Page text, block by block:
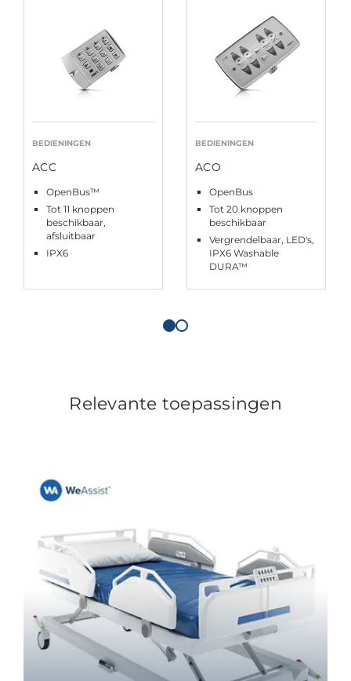
BEDIENINGEN
ACC
OpenBus™
Tot 11 knoppen
beschikbaar,
afsluitbaar
IPX6
BEDIENINGEN
ACO
OpenBus
Tot 20 knoppen
beschikbaar
Vergrendelbaar, LED's,
IPX6 Washable
DURA™
Relevante toepassingen